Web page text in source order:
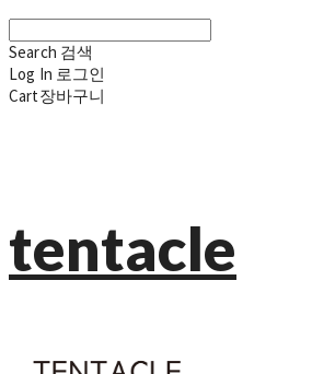
Search 검색
Log In 로그인
Cart장바구니
tentacle